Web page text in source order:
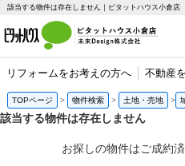
該当する物件は存在しません｜ピタットハウス小倉
リフォームをお考えの方へ 不動産
TOPページ 物件検索 土地・売地
該当する物件は存在しません
お探しの物件はご成約